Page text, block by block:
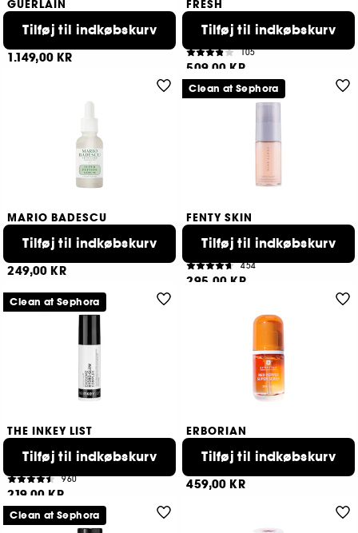
GUERLAIN
Abeille Royale
Daily Repair Serum
1.149,00 KR
Tilføj til indkøbskurv
FRESH
Black Tea Firming Peptides
Serum
Strammende ansigts- og halsserum med sort tee
105
509,00 KR
Tilføj til indkøbskurv
MARIO BADESCU
Super Peptide
Serum
249,00 KR
Tilføj til indkøbskurv
FENTY SKIN
Dew N Plump Hydrating
Nectar Glow
454
295,00 KR
Tilføj til indkøbskurv
Clean at Sephora
THE INKEY LIST
Exosome Hydro-Glow
Complex
Serum Glow
960
219,00 KR
Tilføj til indkøbskurv
Clean at Sephora
ERBORIAN
Red Pepper Super Serum
Radiant Serum
459,00 KR
Tilføj til indkøbskurv
Clean at Sephora